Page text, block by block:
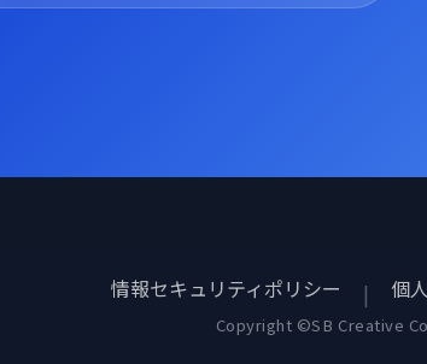
情報セキュリティポリシー | 個
Copyright ©SB Creative